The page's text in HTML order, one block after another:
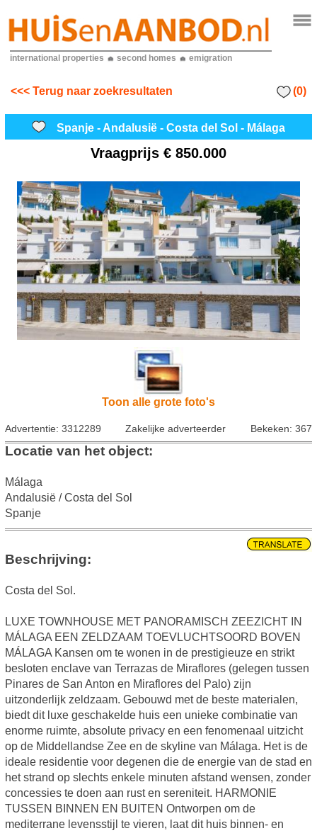
international properties second homes emigration
<<< Terug naar zoekresultaten (0)
Spanje - Andalusië - Costa del Sol - Málaga
Vraagprijs € 850.000
Toon alle grote foto's
Advertentie: 3312289 Zakelijke adverteerder Bekeken: 367
Locatie van het object:
Málaga
Andalusië / Costa del Sol
Spanje
Beschrijving:
Costa del Sol.
LUXE TOWNHOUSE MET PANORAMISCH ZEEZICHT IN
MÁLAGA EEN ZELDZAAM TOEVLUCHTSOORD BOVEN
MÁLAGA Kansen om te wonen in de prestigieuze en strikt
besloten enclave van Terrazas de Miraflores (gelegen tussen
Pinares de San Anton en Miraflores del Palo) zijn
uitzonderlijk zeldzaam. Gebouwd met de beste materialen,
biedt dit luxe geschakelde huis een unieke combinatie van
enorme ruimte, absolute privacy en een fenomenaal uitzicht
op de Middellandse Zee en de skyline van Málaga. Het is de
ideale residentie voor degenen die de energie van de stad en
het strand op slechts enkele minuten afstand wensen, zonder
concessies te doen aan rust en sereniteit. HARMONIE
TUSSEN BINNEN EN BUITEN Ontworpen om de
mediterrane levensstijl te vieren, laat dit huis binnen- en